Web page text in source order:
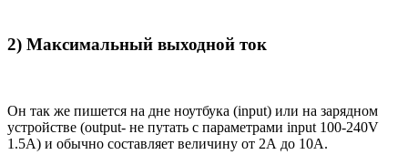
2) Максимальный выходной ток
Он так же пишется на дне ноутбука (input) или на зарядном
устройстве (output- не путать с параметрами input 100-240V
1.5A) и обычно составляет величину от 2А до 10A.